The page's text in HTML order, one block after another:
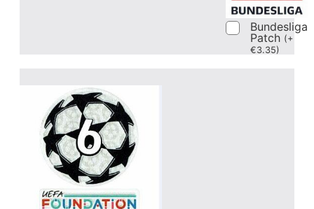
Bundesliga
Patch (+
€3.35)